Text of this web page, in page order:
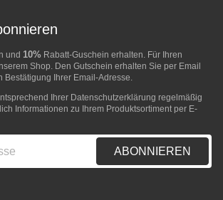
und 10% Rabatt-Guschein erhalten. Für Ihren
Shop. Den Gutschein erhalten Sie per Email
Bestätigung Ihrer Email-Adresse.
Ihrer Datenschutzerklärung regelmäßig
Informationen zu Ihrem Produktsortiment per E-
ABONNIEREN